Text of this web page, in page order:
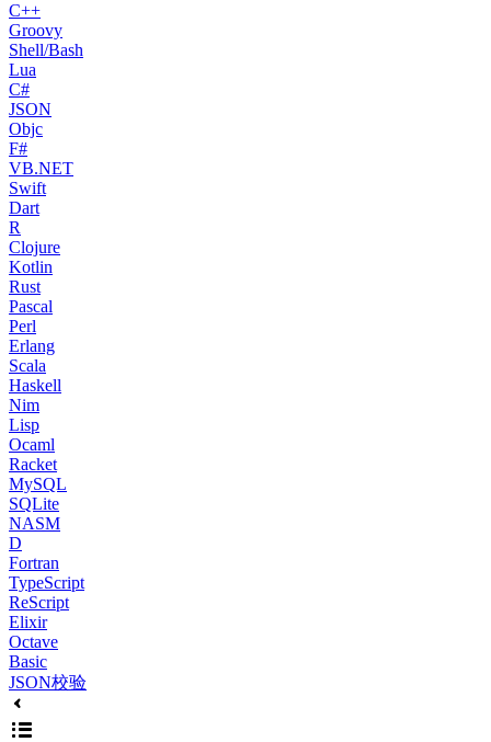
C++
Groovy
Shell/Bash
Lua
C#
JSON
Objc
F#
VB.NET
Swift
Dart
R
Clojure
Kotlin
Rust
Pascal
Perl
Erlang
Scala
Haskell
Nim
Lisp
Ocaml
Racket
MySQL
SQLite
NASM
D
Fortran
TypeScript
ReScript
Elixir
Octave
Basic
JSON校验